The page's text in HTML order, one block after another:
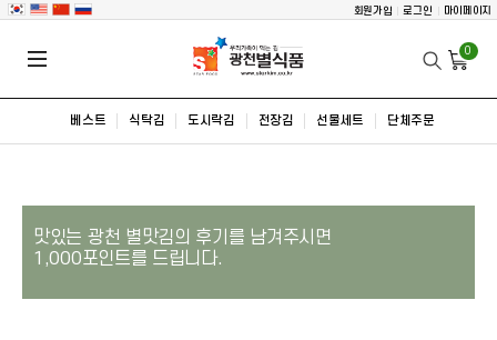
회원가입 로그인 마이페이지
0
베스트 식탁김 도시락김 전장김 선물세트 단체주문
맛있는 광천 별맛김의 후기를 남겨주시면
1,000포인트를 드립니다.